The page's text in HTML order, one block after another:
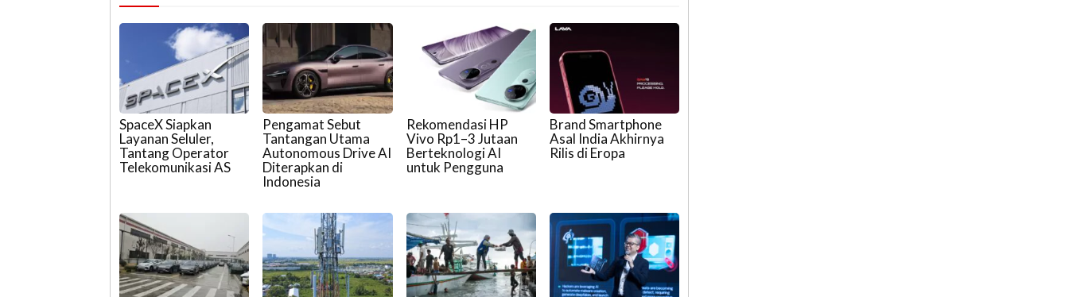
SpaceX Siapkan
Layanan Seluler,
Tantang Operator
Telekomunikasi AS
Pengamat Sebut
Tantangan Utama
Autonomous Drive AI
Diterapkan di
Indonesia
Rekomendasi HP
Vivo Rp1–3 Jutaan
Berteknologi AI
untuk Pengguna
Brand Smartphone
Asal India Akhirnya
Rilis di Eropa